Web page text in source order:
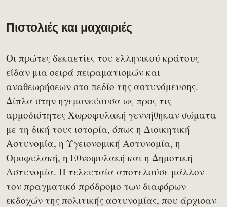
Πιστολιές και μαχαιριές
Οι πρώτες δεκαετίες του ελληνικού κράτους
είδαν μια σειρά πειραματισμών και
αναθεωρήσεων στο πεδίο της αστυνόμευσης.
Δίπλα στην ηγεμονεύουσα ως προς τις
αρμοδιότητες Χωροφυλακή γεννήθηκαν σώματα
με τη δική τους ιστορία, όπως η Διοικητική
Αστυνομία, η Υγειονομική Αστυνομία, η
Οροφυλακή, η Εθνοφυλακή και η Δημοτική
Αστυνομία. Η τελευταία αποτελούσε μάλλον
τον πραγματικό πρόδρομο των διαφόρων
εκδοχών της πολιτικής αστυνομίας, που άρχισαν